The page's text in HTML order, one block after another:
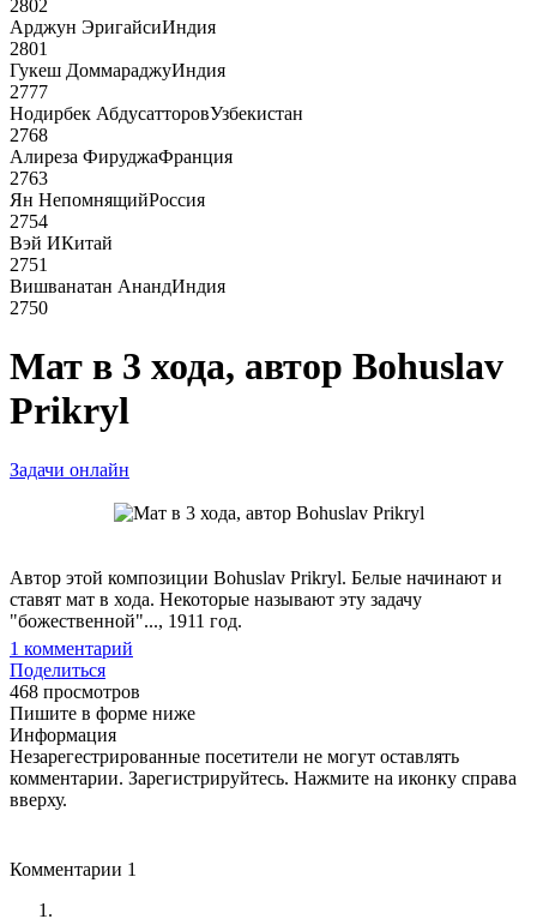
2802
Арджун ЭригайсиИндия
2801
Гукеш ДоммараджуИндия
2777
Нодирбек АбдусатторовУзбекистан
2768
Алиреза ФируджаФранция
2763
Ян НепомнящийРоссия
2754
Вэй ИКитай
2751
Вишванатан АнандИндия
2750
Мат в 3 хода, автор Bohuslav
Prikryl
Задачи онлайн
Автор этой композиции Bohuslav Prikryl. Белые начинают и
ставят мат в хода. Некоторые называют эту задачу
"божественной"..., 1911 год.
1 комментарий
Поделиться
468 просмотров
Пишите в форме ниже
Информация
Незарегестрированные посетители не могут оставлять
комментарии. Зарегистрируйтесь. Нажмите на иконку справа
вверху.
Комментарии 1